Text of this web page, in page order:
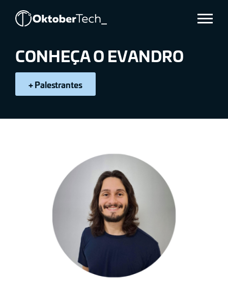
Menu
EVANDRO
CHAGAS
CONHEÇA O EVANDRO
+ Palestrantes